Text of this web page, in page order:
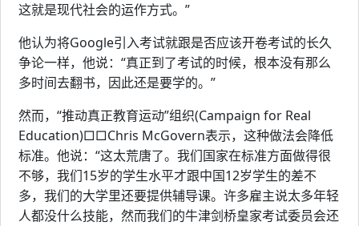
这就是现代社会的运作方式。”
他认为将Google引入考试就跟是否应该开卷考试的长久
争论一样，他说：“真正到了考试的时候，根本没有那么
多时间去翻书，因此还是要学的。”
然而，“推动真正教育运动”组织(Campaign for Real
Education)□□Chris McGovern表示，这种做法会降低
标准。他说：“这太荒唐了。我们国家在标准方面做得很
不够，我们15岁的学生水平才跟中国12岁学生的差不
多，我们的大学里还要提供辅导课。许多雇主说太多年轻
人都没什么技能，然而我们的牛津剑桥皇家考试委员会还